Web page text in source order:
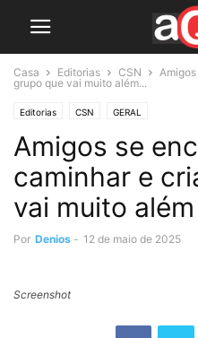
Casa Editorias CSN
grupo que vai muito além...
Editorias CSN GERAL
Amigos se
caminhar e
vai muito
Por Denios - 12 de maio de 2025
Screenshot